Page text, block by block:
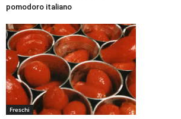
pomodoro italiano
Freschi